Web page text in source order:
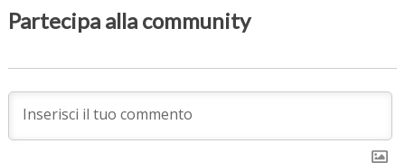
Partecipa alla community